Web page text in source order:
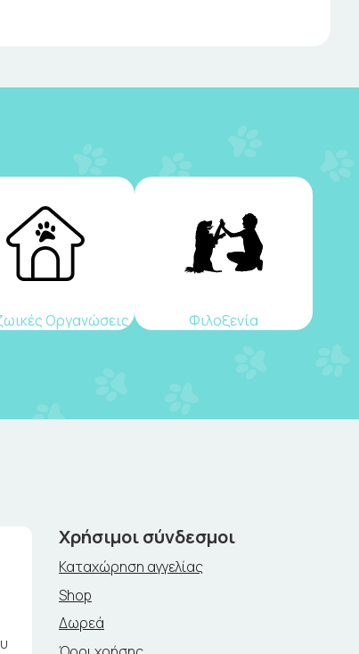
Οργανώσεις Φιλοξενία
Χρήσιμοι σύνδεσμοι
Καταχώρηση αγγελίας
Shop
Δωρεά